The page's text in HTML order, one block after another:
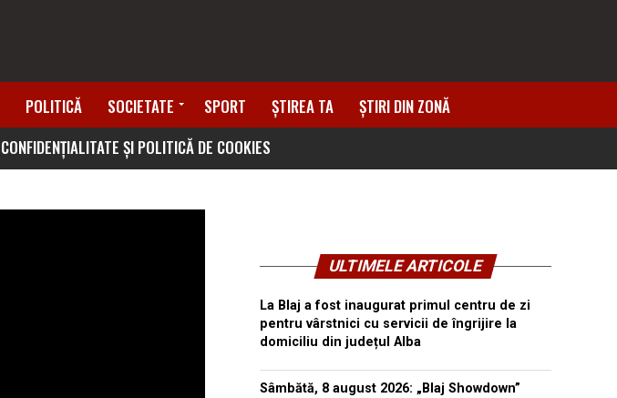
POLITICĂ SOCIETATE SPORT ȘTIREA TA
ȘTIRI DIN ZONĂ
CONFIDENȚIALITATE ȘI POLITICĂ DE COOKIES
ULTIMELE ARTICOLE
La Blaj a fost inaugurat primul centru de zi
pentru vârstnici cu servicii de îngrijire la
domiciliu din județul Alba
Sâmbătă, 8 august 2026: „Blaj Showdown”